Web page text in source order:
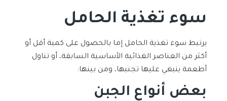
سوء تغذية الحامل
يرتبط سوء تغذية الحامل إما بالحصول على كمية أقل أو
أكثر من العناصر الغذائية الأساسية السابقة، أو تناول
أطعمة ينبغي عليها تجنبها، ومن بينها:
بعض أنواع الجبن